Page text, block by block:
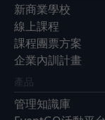
新商業學校
線上課程
課程團票方案
企業內訓計畫
產品
管理知識庫